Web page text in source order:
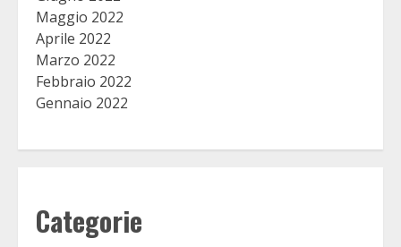
Maggio 2022
Aprile 2022
Marzo 2022
Febbraio 2022
Gennaio 2022
Categorie